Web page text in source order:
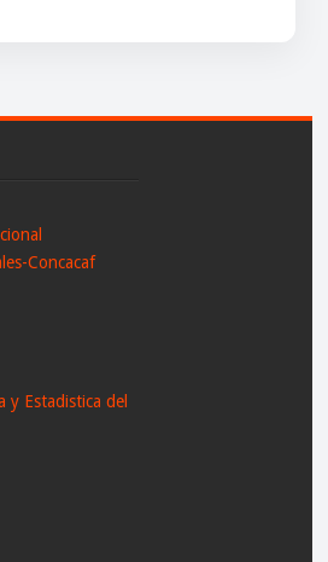
Concacaf
y Estadistica del